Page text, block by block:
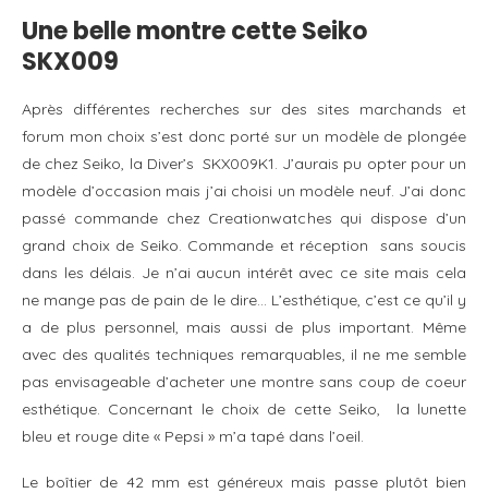
Une belle montre cette Seiko
SKX009
Après différentes recherches sur des sites marchands et
forum mon choix s’est donc porté sur un modèle de plongée
de chez Seiko, la Diver’s SKX009K1. J’aurais pu opter pour un
modèle d’occasion mais j’ai choisi un modèle neuf. J’ai donc
passé commande chez Creationwatches qui dispose d’un
grand choix de Seiko. Commande et réception sans soucis
dans les délais. Je n’ai aucun intérêt avec ce site mais cela
ne mange pas de pain de le dire… L’esthétique, c’est ce qu’il y
a de plus personnel, mais aussi de plus important. Même
avec des qualités techniques remarquables, il ne me semble
pas envisageable d’acheter une montre sans coup de coeur
esthétique. Concernant le choix de cette Seiko, la lunette
bleu et rouge dite « Pepsi » m’a tapé dans l’oeil.
Le boîtier de 42 mm est généreux mais passe plutôt bien